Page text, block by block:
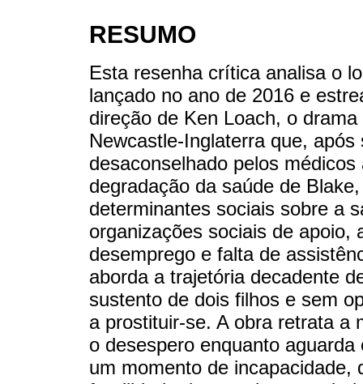
RESUMO
Esta resenha crítica analisa o
lançado no ano de 2016 e
direção de Ken Loach, o
Newcastle-Inglaterra que,
desaconselhado pelos
degradação da saúde de
determinantes sociais sobre a
organizações sociais de apoio,
desemprego e falta de
aborda a trajetória decadente
sustento de dois filhos e sem
a prostituir-se. A obra retrata a
o desespero enquanto
um momento de